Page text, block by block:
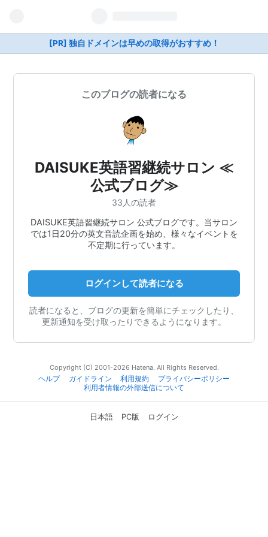
[PR] 独自ドメインは早めの取得がおすすめ！
このブログの読者になる
DAISUKE英語習継続サロン ≪
公式ブログ≫
33人の読者
DAISUKE英語習継続サロン 公式ブログです。当サロン
では1日20分の英文音読企画を始め、様々なイベントを
不定期に行っています。
ログインして読者になる
読者になると、ブログの更新を簡単にチェックしたり、
更新通知を受け取ったりできるようになります。
Copyright (C) 2001-2026 Hatena. All Rights Reserved.
ヘルプ
ガイドライン 利用規約
プライバシーポリシー
利用者情報の外部送信について
日本語 PC版 ログイン